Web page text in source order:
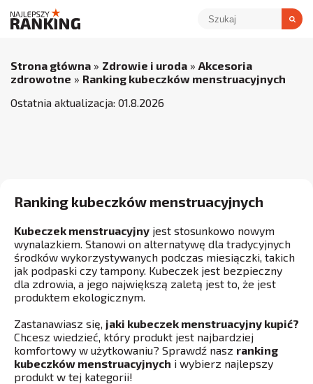
Strona główna » Zdrowie i uroda » Akcesoria
zdrowotne » Ranking kubeczków menstruacyjnych
Ostatnia aktualizacja: 01.8.2026
Ranking kubeczków menstruacyjnych
Kubeczek menstruacyjny jest stosunkowo nowym
wynalazkiem. Stanowi on alternatywę dla tradycyjnych
środków wykorzystywanych podczas miesiączki, takich
jak podpaski czy tampony. Kubeczek jest bezpieczny
dla zdrowia, a jego największą zaletą jest to, że jest
produktem ekologicznym.
Zastanawiasz się, jaki kubeczek menstruacyjny kupić?
Chcesz wiedzieć, który produkt jest najbardziej
komfortowy w użytkowaniu? Sprawdź nasz ranking
kubeczków menstruacyjnych i wybierz najlepszy
produkt w tej kategorii!